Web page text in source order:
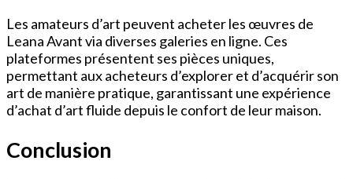
Les amateurs d’art peuvent acheter les œuvres de
Leana Avant via diverses galeries en ligne. Ces
plateformes présentent ses pièces uniques,
permettant aux acheteurs d’explorer et d’acquérir son
art de manière pratique, garantissant une expérience
d’achat d’art fluide depuis le confort de leur maison.
Conclusion